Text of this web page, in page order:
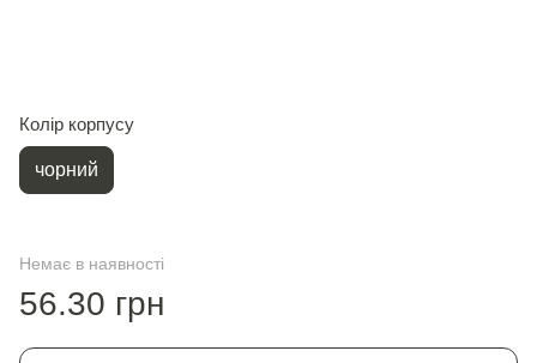
Колір корпусу
чорний
Немає в наявності
56.30 грн